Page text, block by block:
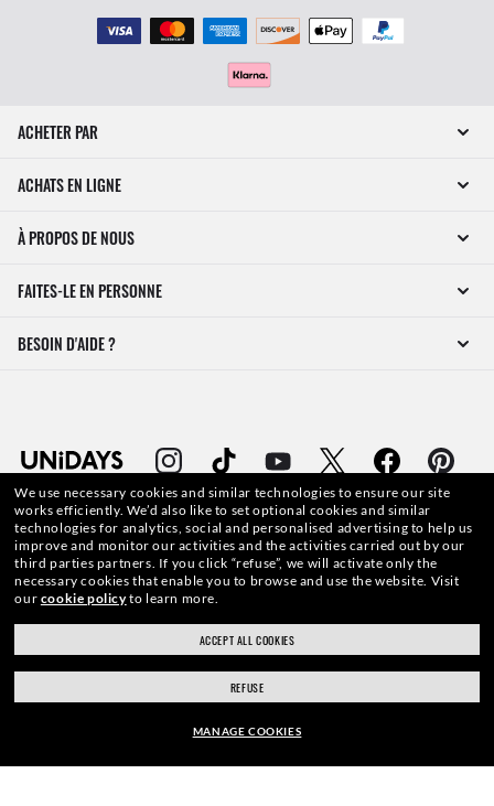
ACHETER PAR
ACHATS EN LIGNE
À PROPOS DE NOUS
FAITES-LE EN PERSONNE
BESOIN D'AIDE ?
WebID # 200 642 536
AVERTISSEMENTS ET INFORMATIONS DE SÉCURITÉ SUR LES PRODUITS
POLITIQUE DE PROTECTION DES DONNÉES À CARACTÈRE PERSONNEL
We use necessary cookies and similar technologies to ensure our site
works efficiently. We’d also like to set optional cookies and similar
technologies for analytics, social and personalised advertising to help us
improve and monitor our activities and the activities carried out by our
third parties partners. If you click “refuse”, we will activate only the
necessary cookies that enable you to browse and use the website. Visit
our cookie policyto learn more.
ACCEPT ALL COOKIES
REFUSE
MANAGE COOKIES